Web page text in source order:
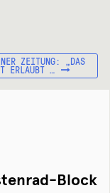
ZEITUNG: „DAS
ERLAUBT …
Block